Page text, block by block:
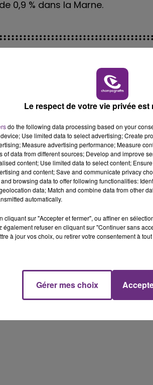
16h00 - 20h00
LE WEEK-END
0,9 % dans la Marne.
LE MAGASIN JOUÉCLUB
SES PORTES
C'était l'une des institutions
rémois. Le magasin
fermer ses portes.
Le respect de votre vie privée
do the following data processing based on your
Use limited data to select advertising; Create
Measure advertising performance; Measure
of data from different sources; Develop and improve
content; Use limited data to select content;
and content; Save and communicate privacy
browsing data to offer following functionalities:
data; Match and combine data from other
automatically.
cliquant sur "Accepter et fermer", ou affiner en
également refuser en cliquant sur "Continuer sans
à jour vos choix, ou retirer votre consentement à
Gérer mes choix